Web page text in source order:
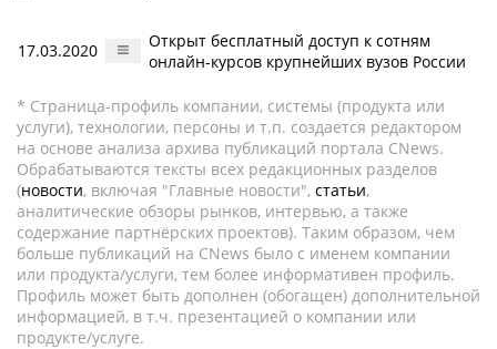
17.03.2020
Открыт бесплатный доступ к сотням
онлайн-курсов крупнейших вузов России
* Страница-профиль компании, системы (продукта или
услуги), технологии, персоны и т.п. создается редактором
на основе анализа архива публикаций портала CNews.
Обрабатываются тексты всех редакционных разделов
(новости, включая "Главные новости", статьи,
аналитические обзоры рынков, интервью, а также
содержание партнёрских проектов). Таким образом, чем
больше публикаций на CNews было с именем компании
или продукта/услуги, тем более информативен профиль.
Профиль может быть дополнен (обогащен) дополнительной
информацией, в т.ч. презентацией о компании или
продукте/услуге.